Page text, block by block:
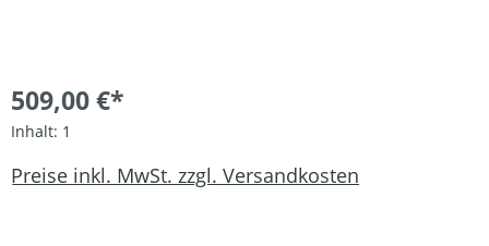
509,00 €*
Inhalt: 1
Preise inkl. MwSt. zzgl. Versandkosten